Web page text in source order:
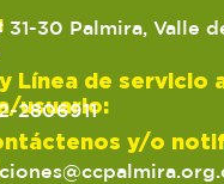
31-30 Palmira, Valle
Línea de servicio
usuario:
2806911
y/o